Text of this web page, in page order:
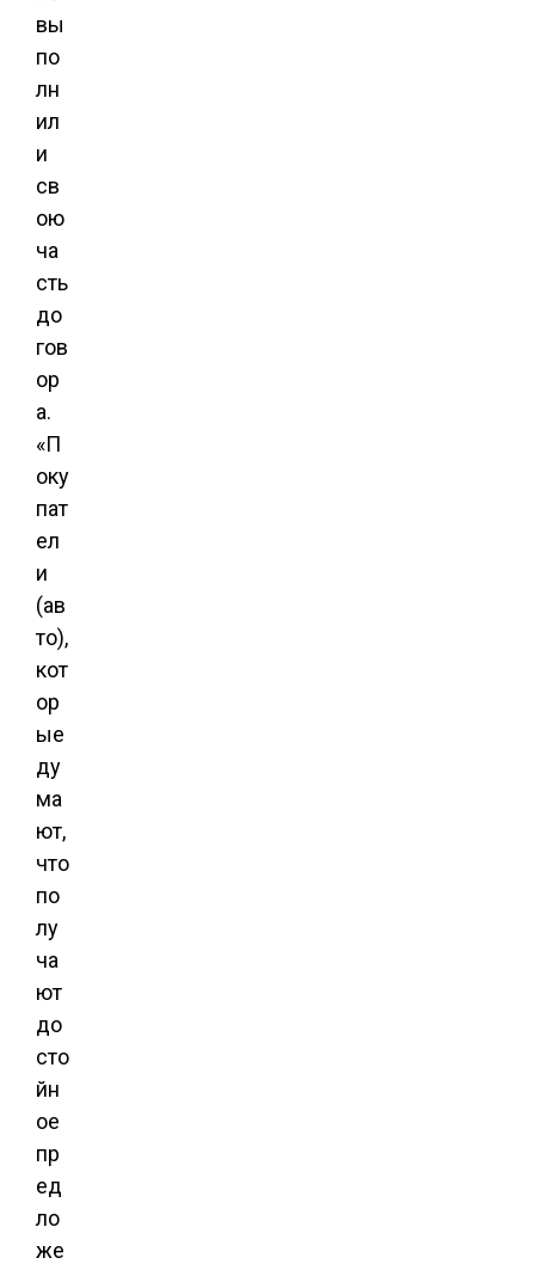
вы
по
лн
ил
и
св
ою
ча
сть
до
гов
ор
а.
«П
оку
пат
ел
и
(ав
то),
кот
ор
ые
ду
ма
ют,
что
по
лу
ча
ют
до
сто
йн
ое
пр
ед
ло
же